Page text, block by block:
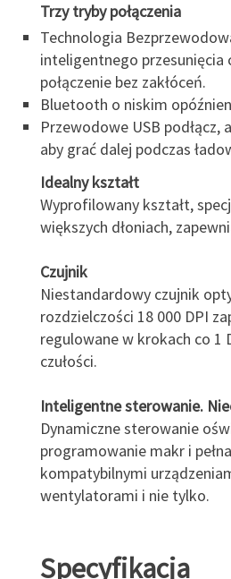
Trzy tryby połączenia
Technologia
inteligentnego
połączenie bez zakłóceń.
Bluetooth o niskim
Przewodowe USB
aby grać dalej podczas
Idealny kształt
Wyprofilowany kształt,
większych dłoniach,
Czujnik
Niestandardowy czujnik
rozdzielczości 18 000 DPI
regulowane w krokach co 1
czułości.
Inteligentne sterowanie.
Dynamiczne sterowanie
programowanie makr i
kompatybilnymi
wentylatorami i nie tylko.
Specyfikacja